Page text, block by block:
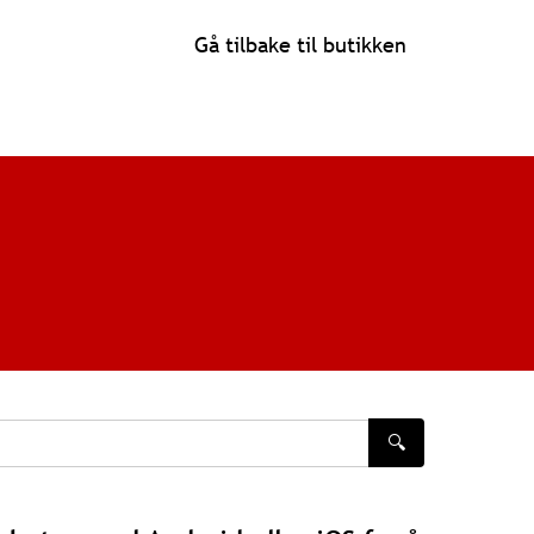
Gå tilbake til butikken
🔍